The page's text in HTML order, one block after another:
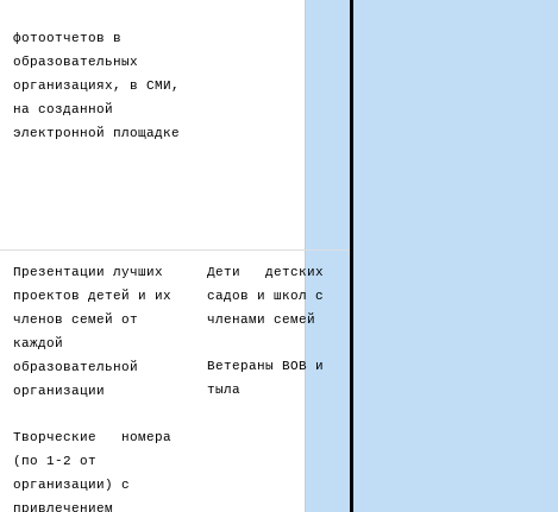
фотоотчетов в
образовательных
организациях, в СМИ,
на созданной
электронной площадке
Презентации лучших
проектов детей и их
членов семей от
каждой
образовательной
организации
Творческие номера
(по 1-2 от
организации) с
привлечением
Дети детских
садов и школ с
членами семей
Ветераны ВОВ и
тыла